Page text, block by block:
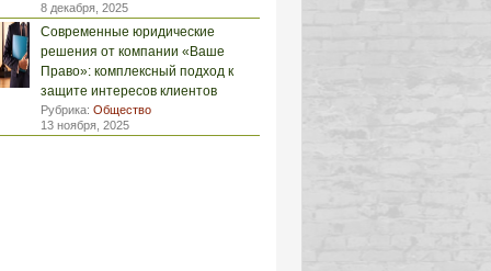
8 декабря, 2025
Современные юридические
решения от компании «Ваше
Право»: комплексный подход к
защите интересов клиентов
Рубрика: Общество
13 ноября, 2025